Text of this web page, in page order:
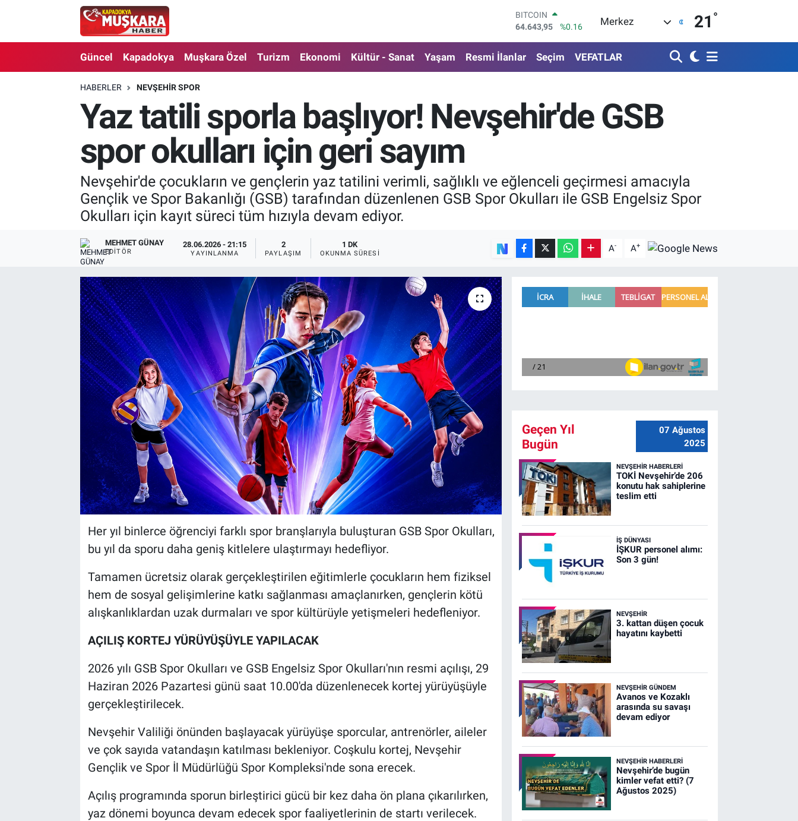
DOLAR
47,6704
%0
55,0406
%-0.08
STERLİN
64,2143
%0
BİST100
13.799
%70
Merkez 21 °
Güncel Kapadokya Muşkara Özel Turizm Ekonomi Kültür - Sanat Yaşam Resmi İlanlar Seçim VEFATLAR
HABERLER NEVŞEHIR SPOR
Yaz tatili sporla başlıyor! Nevşehir'de GSB
spor okulları için geri sayım
Nevşehir'de çocukların ve gençlerin yaz tatilini verimli, sağlıklı ve eğlenceli geçirmesi amacıyla
Gençlik ve Spor Bakanlığı (GSB) tarafından düzenlenen GSB Spor Okulları ile GSB Engelsiz Spor
Okulları için kayıt süreci tüm hızıyla devam ediyor.
MEHMET GÜNAY
EDITÖR
28.06.2026 - 21:15
YAYINLANMA
2
PAYLAŞIM
1 DK
OKUNMA SÜRESI A- A+
Her yıl binlerce öğrenciyi farklı spor branşlarıyla buluşturan GSB Spor Okulları,
bu yıl da sporu daha geniş kitlelere ulaştırmayı hedefliyor.
Tamamen ücretsiz olarak gerçekleştirilen eğitimlerle çocukların hem fiziksel
hem de sosyal gelişimlerine katkı sağlanması amaçlanırken, gençlerin kötü
alışkanlıklardan uzak durmaları ve spor kültürüyle yetişmeleri hedefleniyor.
AÇILIŞ KORTEJ YÜRÜYÜŞÜYLE YAPILACAK
2026 yılı GSB Spor Okulları ve GSB Engelsiz Spor Okulları'nın resmi açılışı, 29
Haziran 2026 Pazartesi günü saat 10.00'da düzenlenecek kortej yürüyüşüyle
gerçekleştirilecek.
Nevşehir Valiliği önünden başlayacak yürüyüşe sporcular, antrenörler, aileler
ve çok sayıda vatandaşın katılması bekleniyor. Coşkulu kortej, Nevşehir
Gençlik ve Spor İl Müdürlüğü Spor Kompleksi'nde sona erecek.
Açılış programında sporun birleştirici gücü bir kez daha ön plana çıkarılırken,
yaz dönemi boyunca devam edecek spor faaliyetlerinin de startı verilecek.
Geçen Yıl
Bugün
07 Ağustos
2025
NEVŞEHIR HABERLERI
TOKİ Nevşehir’de 206
konutu hak sahiplerine
teslim etti
İŞ DÜNYASI
İŞKUR personel alımı:
Son 3 gün!
NEVŞEHIR
3. kattan düşen çocuk
hayatını kaybetti
NEVŞEHIR GÜNDEM
Avanos ve Kozaklı
arasında su savaşı
devam ediyor
NEVŞEHIR HABERLERI
Nevşehir’de bugün
kimler vefat etti? (7
Ağustos 2025)
CANLI SEÇİM SONUÇLARI
Güncel
Kapadokya
Kültür - Sanat
VEFATLAR
Nevşehir Nöbetçi Eczaneler
Nevşehir Hava Durumu
Nevşehir Trafik Yoğunluk Haritası
Süper Lig Puan Durumu ve Fikstür
Tüm Manşetler
Son Dakika Haberleri